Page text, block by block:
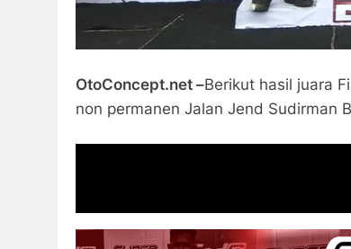
OtoConcept.net –Berikut hasil juara
non permanen Jalan Jend Sudirman